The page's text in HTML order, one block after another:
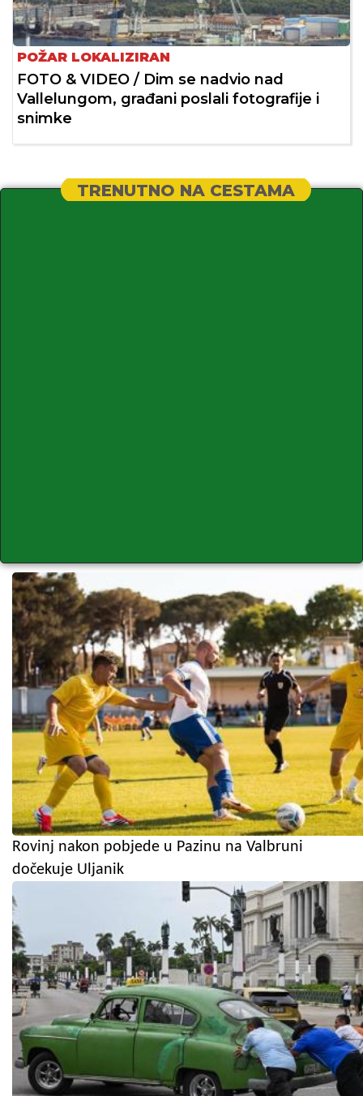
POŽAR LOKALIZIRAN
FOTO & VIDEO / Dim se nadvio nad
Vallelungom, građani poslali fotografije i
snimke
TRENUTNO NA CESTAMA
Rovinj nakon pobjede u Pazinu na Valbruni
dočekuje Uljanik